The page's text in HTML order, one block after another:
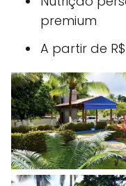
premium
A partir de